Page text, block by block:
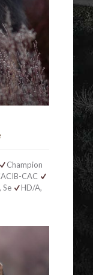
Champion
CAC
Se
HD/A,